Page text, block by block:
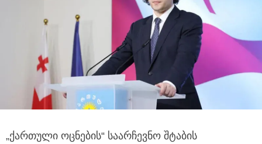
„ქართული ოცნების“ საარჩევნო შტაბის